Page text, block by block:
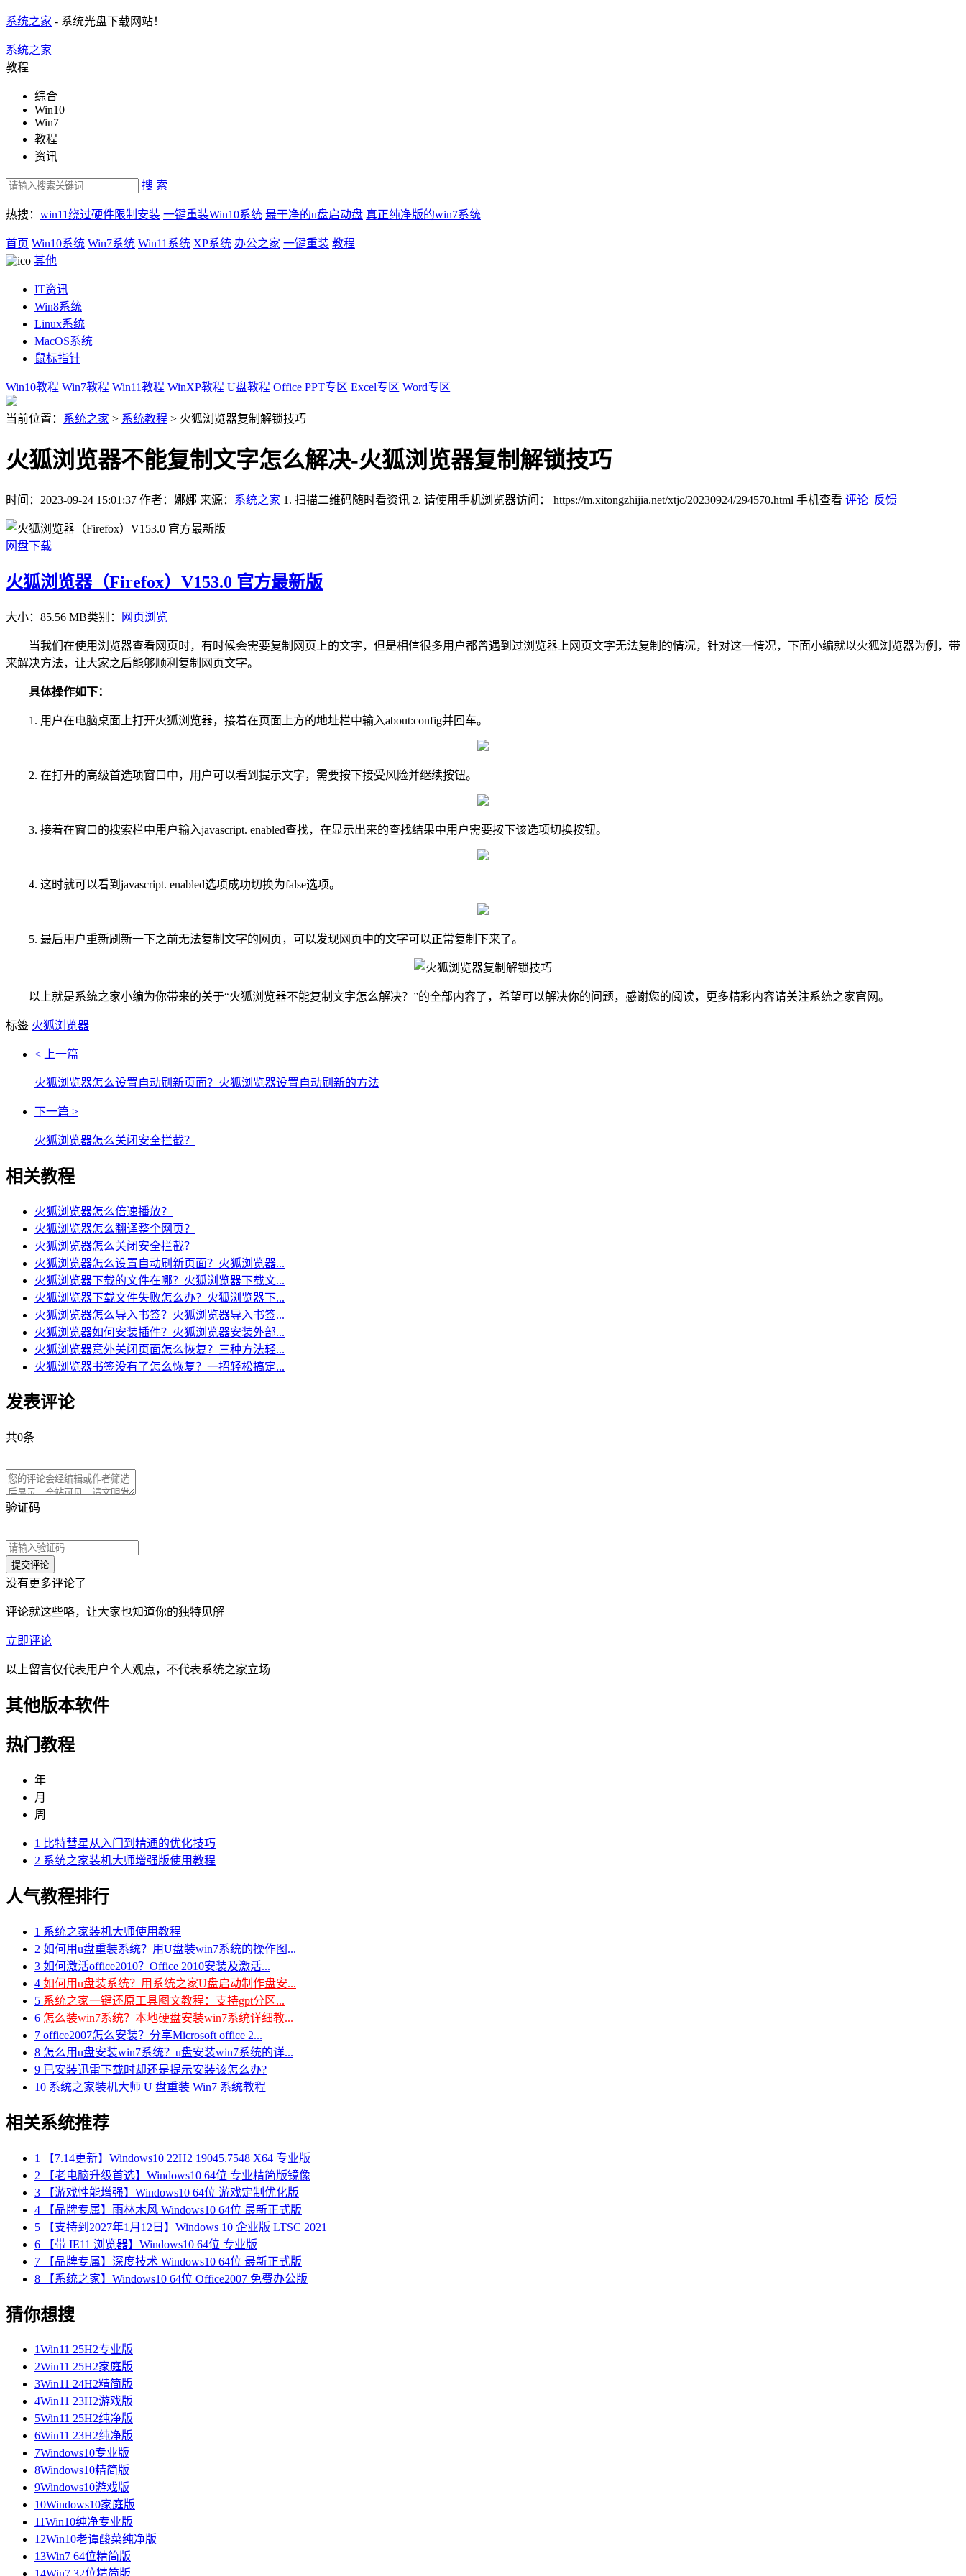
系统之家 - 系统光盘下载网站！
系统之家
教程
综合
Win10
Win7
教程
资讯
搜 索
热搜： win11绕过硬件限制安装 一键重装Win10系统 最干净的u盘启动盘 真正纯净版的win7系统
首页 Win10系统 Win7系统 Win11系统 XP系统 办公之家 一键重装 教程
其他
IT资讯
Win8系统
Linux系统
MacOS系统
鼠标指针
Win10教程 Win7教程 Win11教程 WinXP教程 U盘教程 Office PPT专区 Excel专区 Word专区
当前位置： 系统之家 > 系统教程 > 火狐浏览器复制解锁技巧
火狐浏览器不能复制文字怎么解决-火狐浏览器复制解锁技巧
时间：2023-09-24 15:01:37 作者：娜娜 来源： 系统之家 1. 扫描二维码随时看资讯 2. 请使用手机浏览器访问： https://m.xitongzhijia.net/xtjc/20230924/294570.html 手机查看 评论 反馈
网盘下载
火狐浏览器（Firefox）V153.0 官方最新版
大小：85.56 MB类别： 网页浏览
当我们在使用浏览器查看网页时，有时候会需要复制网页上的文字，但是相信很多用户都曾遇到过浏览器上网页文字无法复制的情况，针对这一情况，下面小编就以火狐浏览器为例，带
来解决方法，让大家之后能够顺利复制网页文字。
具体操作如下：
1. 用户在电脑桌面上打开火狐浏览器，接着在页面上方的地址栏中输入about:config并回车。
2. 在打开的高级首选项窗口中，用户可以看到提示文字，需要按下接受风险并继续按钮。
3. 接着在窗口的搜索栏中用户输入javascript. enabled查找，在显示出来的查找结果中用户需要按下该选项切换按钮。
4. 这时就可以看到javascript. enabled选项成功切换为false选项。
5. 最后用户重新刷新一下之前无法复制文字的网页，可以发现网页中的文字可以正常复制下来了。
以上就是系统之家小编为你带来的关于“火狐浏览器不能复制文字怎么解决？”的全部内容了，希望可以解决你的问题，感谢您的阅读，更多精彩内容请关注系统之家官网。
标签 火狐浏览器
< 上一篇
火狐浏览器怎么设置自动刷新页面？火狐浏览器设置自动刷新的方法
下一篇 >
火狐浏览器怎么关闭安全拦截？
相关教程
火狐浏览器怎么倍速播放？
火狐浏览器怎么翻译整个网页？
火狐浏览器怎么关闭安全拦截？
火狐浏览器怎么设置自动刷新页面？火狐浏览器...
火狐浏览器下载的文件在哪？火狐浏览器下载文...
火狐浏览器下载文件失败怎么办？火狐浏览器下...
火狐浏览器怎么导入书签？火狐浏览器导入书签...
火狐浏览器如何安装插件？火狐浏览器安装外部...
火狐浏览器意外关闭页面怎么恢复？三种方法轻...
火狐浏览器书签没有了怎么恢复？一招轻松搞定...
发表评论
共0条
验证码
没有更多评论了
评论就这些咯，让大家也知道你的独特见解
立即评论
以上留言仅代表用户个人观点，不代表系统之家立场
其他版本软件
热门教程
年
月
周
1 比特彗星从入门到精通的优化技巧
2 系统之家装机大师增强版使用教程
人气教程排行
1 系统之家装机大师使用教程
2 如何用u盘重装系统？用U盘装win7系统的操作图...
3 如何激活office2010？Office 2010安装及激活...
4 如何用u盘装系统？用系统之家U盘启动制作盘安...
5 系统之家一键还原工具图文教程：支持gpt分区...
6 怎么装win7系统？本地硬盘安装win7系统详细教...
7 office2007怎么安装？分享Microsoft office 2...
8 怎么用u盘安装win7系统？u盘安装win7系统的详...
9 已安装迅雷下载时却还是提示安装该怎么办?
10 系统之家装机大师 U 盘重装 Win7 系统教程
相关系统推荐
1
【7.14更新】Windows10 22H2 19045.7548 X64 专业版
2 【老电脑升级首选】Windows10 64位 专业精简版镜像
3 【游戏性能增强】Windows10 64位 游戏定制优化版
4 【品牌专属】雨林木风 Windows10 64位 最新正式版
5 【支持到2027年1月12日】Windows 10 企业版 LTSC 2021
6 【带 IE11 浏览器】Windows10 64位 专业版
7 【品牌专属】深度技术 Windows10 64位 最新正式版
8 【系统之家】Windows10 64位 Office2007 免费办公版
猜你想搜
1Win11 25H2专业版
2Win11 25H2家庭版
3Win11 24H2精简版
4Win11 23H2游戏版
5Win11 25H2纯净版
6Win11 23H2纯净版
7Windows10专业版
8Windows10精简版
9Windows10游戏版
10Windows10家庭版
11Win10纯净专业版
12Win10老谭酸菜纯净版
13Win7 64位精简版